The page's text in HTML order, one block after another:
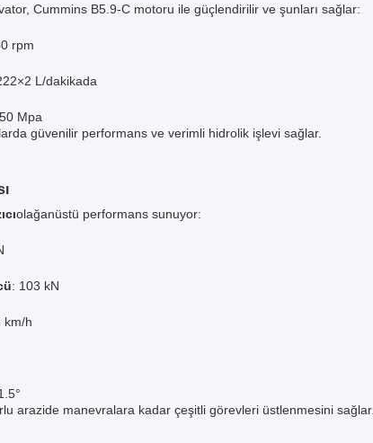
Cummins B5.9-C motoru ile güçlendirilir ve şunları sağlar:
rpm
L/dakikada
Mpa
güvenilir performans ve verimli hidrolik işlevi sağlar.
olağanüstü performans sunuyor:
: 103 kN
km/h
arazide manevralara kadar çeşitli görevleri üstlenmesini sağlar.